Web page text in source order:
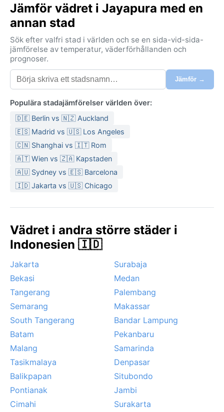
Jämför vädret i Jayapura med en
annan stad
Sök efter valfri stad i världen och se en sida-vid-sida-
jämförelse av temperatur, väderförhållanden och
prognoser.
Jämför →
Populära stadajämförelser världen över:
🇩🇪 Berlin vs 🇳🇿 Auckland
🇪🇸 Madrid vs 🇺🇸 Los Angeles
🇨🇳 Shanghai vs 🇮🇹 Rom
🇦🇹 Wien vs 🇿🇦 Kapstaden
🇦🇺 Sydney vs 🇪🇸 Barcelona
🇮🇩 Jakarta vs 🇺🇸 Chicago
Vädret i andra större städer i
Indonesien 🇮🇩
Jakarta
Surabaja
Bekasi
Medan
Tangerang
Palembang
Semarang
Makassar
South Tangerang
Bandar Lampung
Batam
Pekanbaru
Malang
Samarinda
Tasikmalaya
Denpasar
Balikpapan
Situbondo
Pontianak
Jambi
Cimahi
Surakarta